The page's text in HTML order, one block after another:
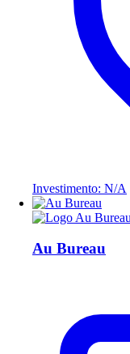
Investimento: N/A
Au Bureau